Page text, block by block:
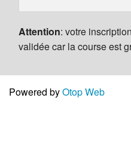
Attention: votre
validée car la course est
Powered byOtop Web